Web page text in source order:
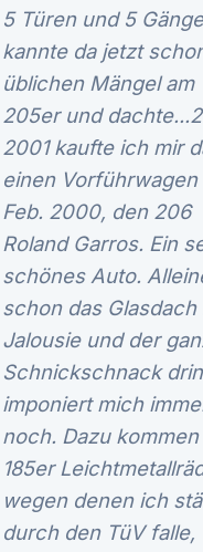
5 Türen und 5
kannte da jetzt
üblichen Mängel am
205er und
2001 kaufte ich mir
einen Vorführwagen
Feb. 2000, den 206
Roland Garros. Ein
schönes Auto.
schon das Glasdach
Jalousie und der
Schnickschnack
imponiert mich
noch. Dazu
185er
wegen denen ich
durch den TüV falle,